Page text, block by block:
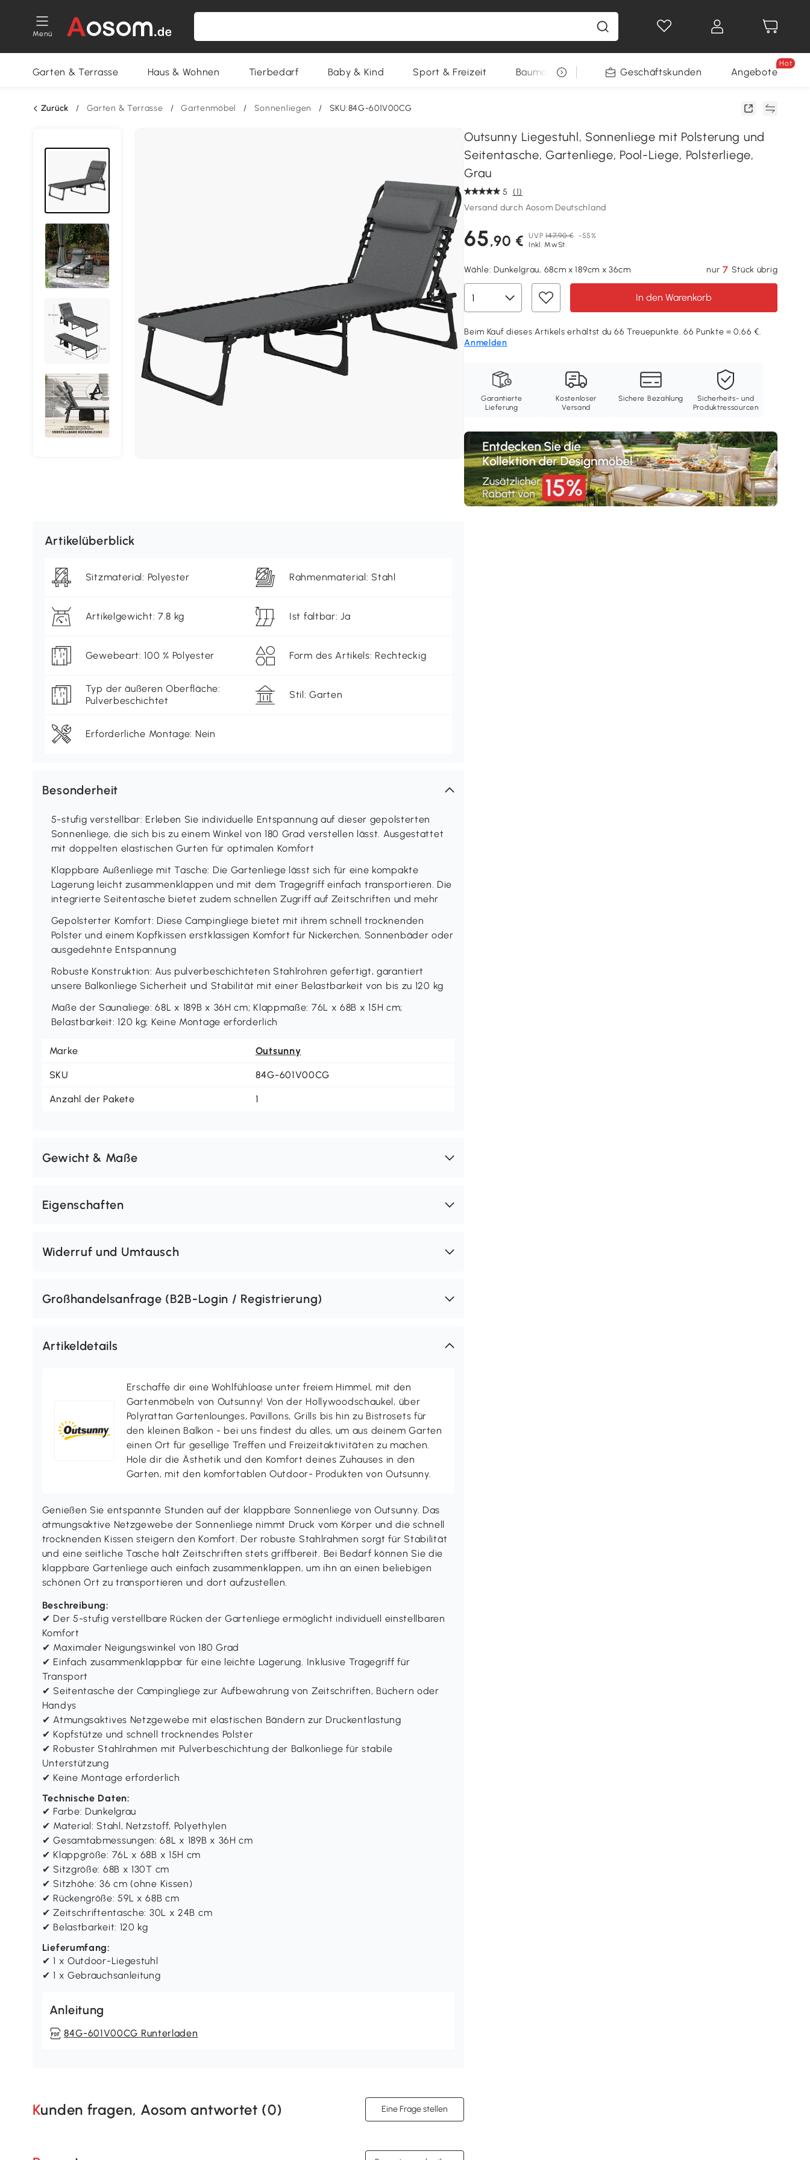
Menü
Gewinnspiele
Garten & Terrasse Haus & Wohnen Tierbedarf Baby & Kind Sport & Freizeit Baumarkt RestpostenGeschäftskunden Angebote
Hot
Zurück / Garten & Terrasse / Gartenmöbel / Sonnenliegen / SKU:84G-601V00CG
Outsunny Liegestuhl, Sonnenliege mit Polsterung und
Seitentasche, Gartenliege, Pool-Liege, Polsterliege,
Grau
5 (1)
Versand durch Aosom Deutschland
65,90 € UVP 147,90 € -55%
Inkl. MwSt.
Wähle:Dunkelgrau, 68cm x 189cm x 36cm nur 7 Stück übrig
In den Warenkorb
Beim Kauf dieses Artikels erhältst du 66 Treuepunkte. 66 Punkte = 0,66 €.
Anmelden
Garantierte
Lieferung
Kostenloser
Versand
Sichere Bezahlung
Sicherheits- und
Produktressourcen
Artikelüberblick
Sitzmaterial: Polyester Rahmenmaterial: Stahl
Artikelgewicht: 7.8 kg Ist faltbar: Ja
Gewebeart: 100 % Polyester Form des Artikels: Rechteckig
Typ der äußeren Oberfläche:
Pulverbeschichtet
Stil: Garten
Erforderliche Montage: Nein
Besonderheit
5-stufig verstellbar: Erleben Sie individuelle Entspannung auf dieser gepolsterten
Sonnenliege, die sich bis zu einem Winkel von 180 Grad verstellen lässt. Ausgestattet
mit doppelten elastischen Gurten für optimalen Komfort
Klappbare Außenliege mit Tasche: Die Gartenliege lässt sich für eine kompakte
Lagerung leicht zusammenklappen und mit dem Tragegriff einfach transportieren. Die
integrierte Seitentasche bietet zudem schnellen Zugriff auf Zeitschriften und mehr
Gepolsterter Komfort: Diese Campingliege bietet mit ihrem schnell trocknenden
Polster und einem Kopfkissen erstklassigen Komfort für Nickerchen, Sonnenbäder oder
ausgedehnte Entspannung
Robuste Konstruktion: Aus pulverbeschichteten Stahlrohren gefertigt, garantiert
unsere Balkonliege Sicherheit und Stabilität mit einer Belastbarkeit von bis zu 120 kg
Maße der Saunaliege: 68L x 189B x 36H cm; Klappmaße: 76L x 68B x 15H cm;
Belastbarkeit: 120 kg; Keine Montage erforderlich
Marke Outsunny
SKU 84G-601V00CG
Anzahl der Pakete 1
Gewicht & Maße
Eigenschaften
Widerruf und Umtausch
Großhandelsanfrage (B2B-Login / Registrierung)
Artikeldetails
Erschaffe dir eine Wohlfühloase unter freiem Himmel, mit den
Gartenmöbeln von Outsunny! Von der Hollywoodschaukel, über
Polyrattan Gartenlounges, Pavillons, Grills bis hin zu Bistrosets für
den kleinen Balkon - bei uns findest du alles, um aus deinem Garten
einen Ort für gesellige Treffen und Freizeitaktivitäten zu machen.
Hole dir die Ästhetik und den Komfort deines Zuhauses in den
Garten, mit den komfortablen Outdoor- Produkten von Outsunny.
Genießen Sie entspannte Stunden auf der klappbare Sonnenliege von Outsunny. Das
atmungsaktive Netzgewebe der Sonnenliege nimmt Druck vom Körper und die schnell
trocknenden Kissen steigern den Komfort. Der robuste Stahlrahmen sorgt für Stabilität
und eine seitliche Tasche hält Zeitschriften stets griffbereit. Bei Bedarf können Sie die
klappbare Gartenliege auch einfach zusammenklappen, um ihn an einen beliebigen
schönen Ort zu transportieren und dort aufzustellen.
Beschreibung:
✔ Der 5-stufig verstellbare Rücken der Gartenliege ermöglicht individuell einstellbaren
Komfort
✔ Maximaler Neigungswinkel von 180 Grad
✔ Einfach zusammenklappbar für eine leichte Lagerung. Inklusive Tragegriff für
Transport
✔ Seitentasche der Campingliege zur Aufbewahrung von Zeitschriften, Büchern oder
Handys
✔ Atmungsaktives Netzgewebe mit elastischen Bändern zur Druckentlastung
✔ Kopfstütze und schnell trocknendes Polster
✔ Robuster Stahlrahmen mit Pulverbeschichtung der Balkonliege für stabile
Unterstützung
✔ Keine Montage erforderlich
Technische Daten:
✔ Farbe: Dunkelgrau
✔ Material: Stahl, Netzstoff, Polyethylen
✔ Gesamtabmessungen: 68L x 189B x 36H cm
✔ Klappgröße: 76L x 68B x 15H cm
✔ Sitzgröße: 68B x 130T cm
✔ Sitzhöhe: 36 cm (ohne Kissen)
✔ Rückengröße: 59L x 68B cm
✔ Zeitschriftentasche: 30L x 24B cm
✔ Belastbarkeit: 120 kg
Lieferumfang:
✔ 1 x Outdoor-Liegestuhl
✔ 1 x Gebrauchsanleitung
Anleitung
84G-601V00CG Runterladen
Kunden fragen, Aosom antwortet (0) Eine Frage stellen